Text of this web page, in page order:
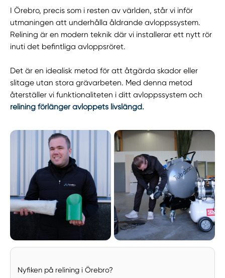
I Örebro, precis som i resten av världen, står vi inför
utmaningen att underhålla åldrande avloppssystem.
Relining är en modern teknik där vi installerar ett nytt rör
inuti det befintliga avloppsröret.
Det är en idealisk metod för att åtgärda skador eller
slitage utan stora grävarbeten. Med denna metod
återställer vi funktionaliteten i ditt avloppssystem och
relining förlänger avloppets livslängd.
Nyfiken på relining i Örebro?